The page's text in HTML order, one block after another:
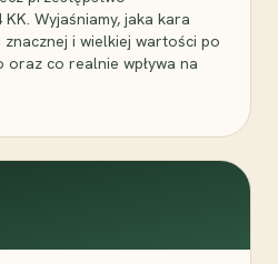
Wyjaśniamy, jaka kara
i wielkiej wartości po
co realnie wpływa na